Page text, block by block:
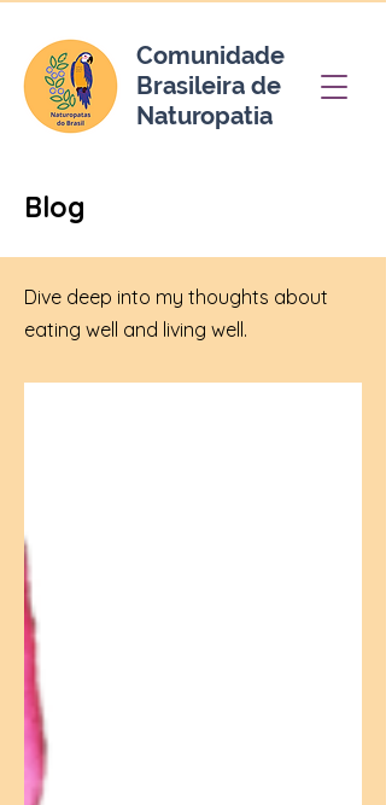
Comunidade
Brasileira de
Naturopatia
Blog
Dive deep into my thoughts about
eating well and living well.